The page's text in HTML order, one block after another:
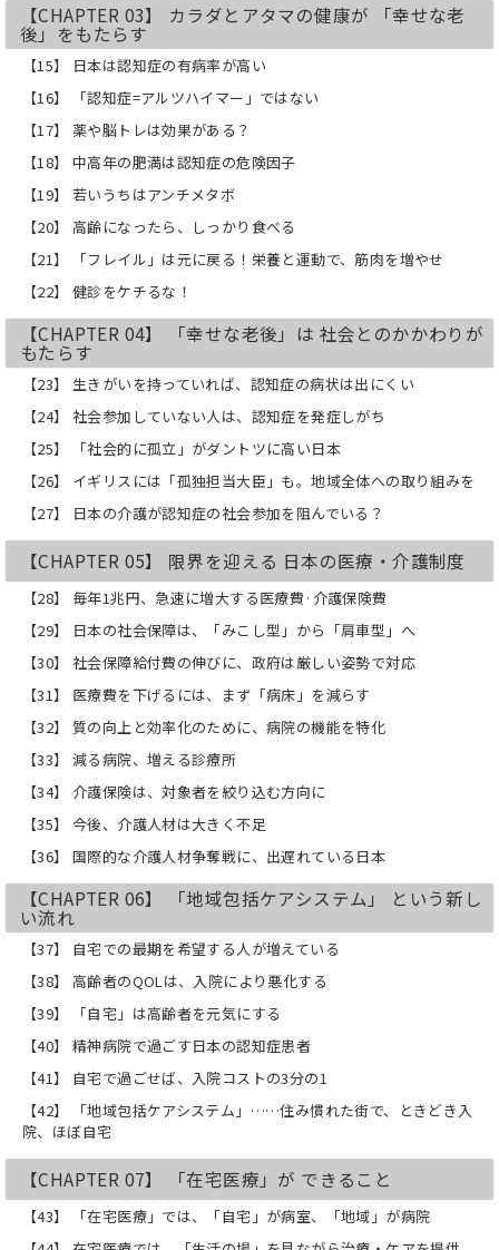
CSO）、
ニック院長）との対談を収録！
【こんな方におすすめです】
・そろそろ自分や親の老後が気になって
きた人
・介護をビジネスにしたい人
院、事業者、NPOなどの関係者
【CHAPTER 03】 カラダとアタマの健康が 「幸せな老
後」をもたらす
【15】 日本は認知症の有病率が高い
【16】 「認知症=アルツハイマー」ではない
【17】 薬や脳トレは効果がある？
【18】 中高年の肥満は認知症の危険因子
【19】 若いうちはアンチメタボ
【20】 高齢になったら、しっかり食べる
【21】 「フレイル」は元に戻る！栄養と運動で、筋肉を増やせ
【22】 健診をケチるな！
【CHAPTER 04】 「幸せな老後」は 社会とのかかわりが
もたらす
【23】 生きがいを持っていれば、認知症の病状は出にくい
【24】 社会参加していない人は、認知症を発症しがち
【25】 「社会的に孤立」がダントツに高い日本
【26】 イギリスには「孤独担当大臣」も。地域全体への取り組みを
【27】 日本の介護が認知症の社会参加を阻んでいる？
【CHAPTER 05】 限界を迎える 日本の医療・介護制度
【28】 毎年1兆円、急速に増大する医療費·介護保険費
【29】 日本の社会保障は、「みこし型」から「肩車型」へ
【30】 社会保障給付費の伸びに、政府は厳しい姿勢で対応
【31】 医療費を下げるには、まず「病床」を減らす
【32】 質の向上と効率化のために、病院の機能を特化
【33】 減る病院、増える診療所
【34】 介護保険は、対象者を絞り込む方向に
【35】 今後、介護人材は大きく不足
【36】 国際的な介護人材争奪戦に、出遅れている日本
【CHAPTER 06】 「地域包括ケアシステム」 という新し
い流れ
【37】 自宅での最期を希望する人が増えている
【38】 高齢者のQOLは、入院により悪化する
【39】 「自宅」は高齢者を元気にする
【40】 精神病院で過ごす日本の認知症患者
【41】 自宅で過ごせば、入院コストの3分の1
【42】 「地域包括ケアシステム」……住み慣れた街で、ときどき入
院、ほぼ自宅
【CHAPTER 07】 「在宅医療」が できること
【43】 「在宅医療」では、「自宅」が病室、「地域」が病院